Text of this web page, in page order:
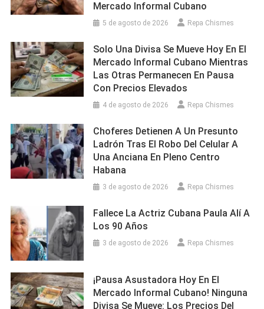
Mercado Informal Cubano
5 de agosto de 2026 Repa Chismes
Solo Una Divisa Se Mueve Hoy En El
Mercado Informal Cubano Mientras
Las Otras Permanecen En Pausa
Con Precios Elevados
4 de agosto de 2026 Repa Chismes
Choferes Detienen A Un Presunto
Ladrón Tras El Robo Del Celular A
Una Anciana En Pleno Centro
Habana
3 de agosto de 2026 Repa Chismes
Fallece La Actriz Cubana Paula Alí A
Los 90 Años
3 de agosto de 2026 Repa Chismes
¡Pausa Asustadora Hoy En El
Mercado Informal Cubano! Ninguna
Divisa Se Mueve: Los Precios Del